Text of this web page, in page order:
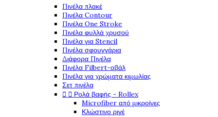
Πινέλα πλακέ
Πινέλα Contour
Πινέλα One Stroke
Πινέλα φυλλά χρυσού
Πινέλα για Stencil
Πινέλα σφουγγάρια
Διάφορα Πινέλα
Πινέλα Filbert-οβάλ
Πινέλα για χρώματα κιμωλίας
Σετ πινέλα
  Ρολά βαφής - Rollex
Microfiber από μικροίνες
Κλώστινο ριγέ